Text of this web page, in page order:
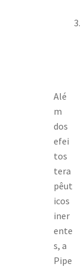
Alé
m
dos
efei
tos
tera
pêut
icos
iner
ente
s, a
Pipe